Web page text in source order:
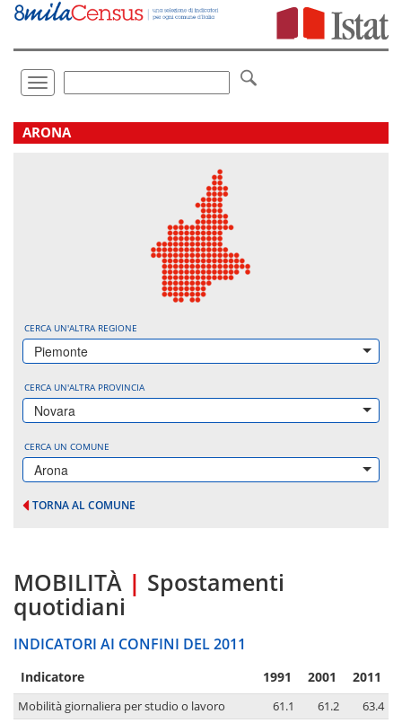
Vai
direttamente
Toggle
navigation
.
ARONA
CERCA UN'ALTRA REGIONE
Piemonte
CERCA UN'ALTRA PROVINCIA
Novara
CERCA UN COMUNE
Arona
TORNA AL COMUNE
MOBILITÀ | Spostamenti
quotidiani
INDICATORI AI CONFINI DEL 2011
Indicatore 1991 2001 2011
Mobilità giornaliera per studio o lavoro 61.1 61.2
63.4